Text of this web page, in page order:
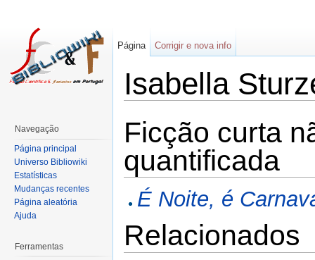
Isabella
Ficção curta
quantificada
É Noite, é
Relacionados
Página Corrigir e nova info
Navegação
Página principal
Universo Bibliowiki
Estatísticas
Mudanças recentes
Página aleatória
Ajuda
Ferramentas